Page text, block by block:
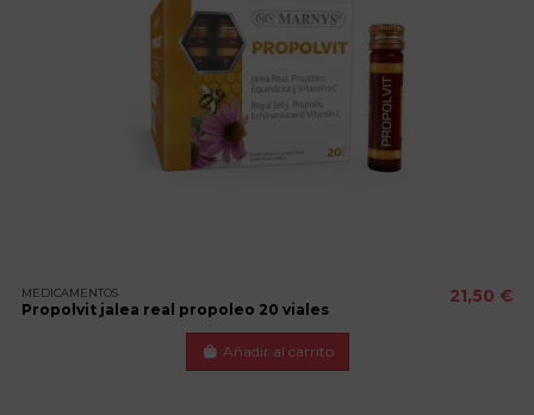
MEDICAMENTOS
Propolvit jalea real propoleo 20 viales
21,50 €
Añadir al carrito